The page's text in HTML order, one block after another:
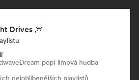
Drives 🎆
Dream popFilmová hudba
nejoblíbenějších playlistů